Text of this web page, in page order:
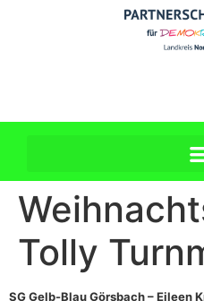
Tolly
SG Gelb-Blau Görsbach – Eileen